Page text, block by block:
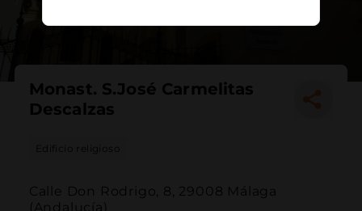
Monast. S.José Carmelitas
Descalzas
Edificio religioso
Calle Don Rodrigo, 8, 29008 Málaga
(Andalucía)